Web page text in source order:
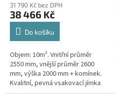
produktu
je
5,0
hvězdiček.
31 790 Kč bez DPH
38 466 Kč
Do košíku
Objem: 10m³. Vnitřní průměr
2550 mm, vnější průměr 2600
mm, výška 2000 mm + komínek.
Kvalitní, pevná vsakovací jímka
(nádrž) bez potřeby